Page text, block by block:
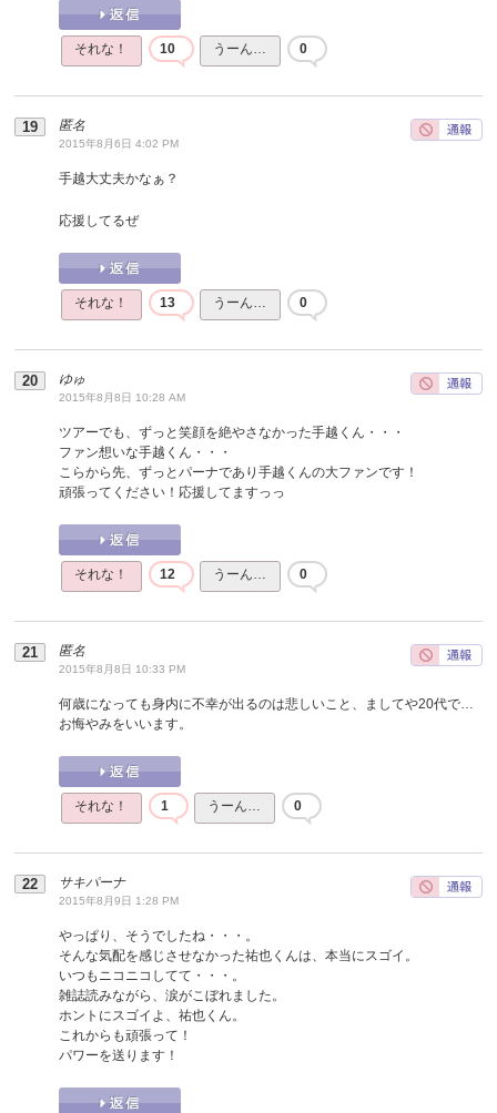
それな！ 10 うーん… 0
匿名
2015年8月6日 4:02 PM
手越大丈夫かなぁ？
応援してるぜ
それな！ 13 うーん… 0
ゆゅ
2015年8月8日 10:28 AM
ツアーでも、ずっと笑顔を絶やさなかった手越くん・・・
ファン想いな手越くん・・・
こらから先、ずっとパーナであり手越くんの大ファンです！
頑張ってください！応援してますっっ
それな！ 12 うーん… 0
匿名
2015年8月8日 10:33 PM
何歳になっても身内に不幸が出るのは悲しいこと、ましてや20代で…
お悔やみをいいます。
それな！ 1 うーん… 0
サキパーナ
2015年8月9日 1:28 PM
やっぱり、そうでしたね・・・。
そんな気配を感じさせなかった祐也くんは、本当にスゴイ。
いつもニコニコしてて・・・。
雑誌読みながら、涙がこぼれました。
ホントにスゴイよ、祐也くん。
これからも頑張って！
パワーを送ります！